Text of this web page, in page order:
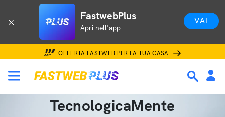
FastwebPlus
Apri nell'app
VAI
OFFERTA FASTWEB PER LA TUA CASA
TecnologicaMente